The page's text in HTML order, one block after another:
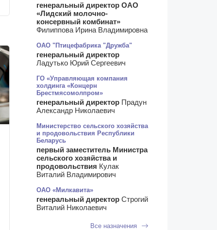
генеральный директор ОАО
«Лидский молочно-
консервный комбинат»
Филиппова Ирина Владимировна
ОАО "Птицефабрика "Дружба"
генеральный директор
Ладутько Юрий Сергеевич
ГО «Управляющая компания
холдинга «Концерн
Брестмясомолпром»
генеральный директор Прадун
Александр Николаевич
Министерство сельского хозяйства
и продовольствия Республики
Беларусь
первый заместитель Министра
сельского хозяйства и
продовольствия Кулак
Виталий Владимирович
ОАО «Милкавита»
генеральный директор Строгий
Виталий Николаевич
Все назначения